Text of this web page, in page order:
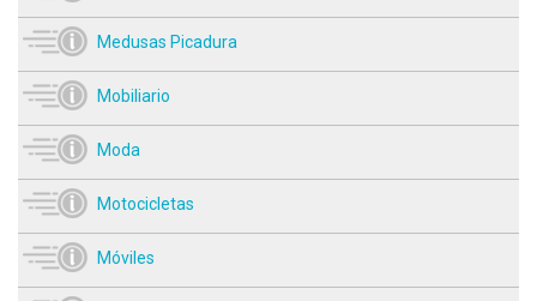
Medusas Picadura
Mobiliario
Moda
Motocicletas
Móviles